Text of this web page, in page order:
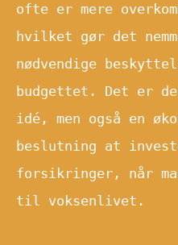
ofte er mere
hvilket gør det
nødvendige
budgettet. Det er
idé, men også en
beslutning at
forsikringer, når
til voksenlivet.